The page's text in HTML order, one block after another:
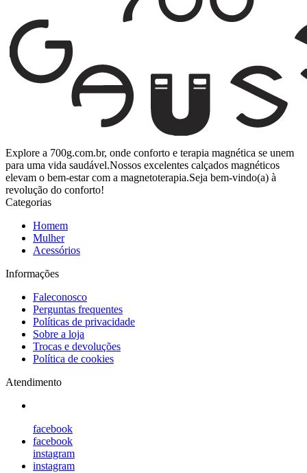
Explore a 700g.com.br, onde conforto e terapia magnética se unem
para uma vida saudável.Nossos excelentes calçados magnéticos
elevam o bem-estar com a magnetoterapia.Seja bem-vindo(a) à
revolução do conforto!
Categorias
Homem
Mulher
Acessórios
Informações
Faleconosco
Perguntas frequentes
Políticas de privacidade
Sobre a loja
Trocas e devoluções
Política de cookies
Atendimento
facebook
facebook
instagram
instagram